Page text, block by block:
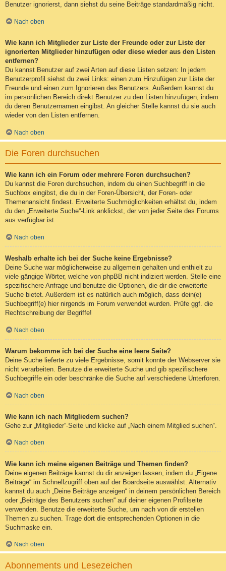
Benutzer ignorierst, dann siehst du seine Beiträge standardmäßig nicht.
Nach oben
Wie kann ich Mitglieder zur Liste der Freunde oder zur Liste der
ignorierten Mitglieder hinzufügen oder diese wieder aus den Listen
entfernen?
Du kannst Benutzer auf zwei Arten auf diese Listen setzen: In jedem
Benutzerprofil siehst du zwei Links: einen zum Hinzufügen zur Liste der
Freunde und einen zum Ignorieren des Benutzers. Außerdem kannst du
im persönlichen Bereich direkt Benutzer zu den Listen hinzufügen, indem
du deren Benutzernamen eingibst. An gleicher Stelle kannst du sie auch
wieder von den Listen entfernen.
Nach oben
Die Foren durchsuchen
Wie kann ich ein Forum oder mehrere Foren durchsuchen?
Du kannst die Foren durchsuchen, indem du einen Suchbegriff in die
Suchbox eingibst, die du in der Foren-Übersicht, der Foren- oder
Themenansicht findest. Erweiterte Suchmöglichkeiten erhältst du, indem
du den „Erweiterte Suche“-Link anklickst, der von jeder Seite des Forums
aus verfügbar ist.
Nach oben
Weshalb erhalte ich bei der Suche keine Ergebnisse?
Deine Suche war möglicherweise zu allgemein gehalten und enthielt zu
viele gängige Wörter, welche von phpBB nicht indiziert werden. Stelle eine
spezifischere Anfrage und benutze die Optionen, die dir die erweiterte
Suche bietet. Außerdem ist es natürlich auch möglich, dass dein(e)
Suchbegriff(e) hier nirgends im Forum verwendet wurden. Prüfe ggf. die
Rechtschreibung der Begriffe!
Nach oben
Warum bekomme ich bei der Suche eine leere Seite?
Deine Suche lieferte zu viele Ergebnisse, somit konnte der Webserver sie
nicht verarbeiten. Benutze die erweiterte Suche und gib spezifischere
Suchbegriffe ein oder beschränke die Suche auf verschiedene Unterforen.
Nach oben
Wie kann ich nach Mitgliedern suchen?
Gehe zur „Mitglieder“-Seite und klicke auf „Nach einem Mitglied suchen“.
Nach oben
Wie kann ich meine eigenen Beiträge und Themen finden?
Deine eigenen Beiträge kannst du dir anzeigen lassen, indem du „Eigene
Beiträge“ im Schnellzugriff oben auf der Boardseite auswählst. Alternativ
kannst du auch „Deine Beiträge anzeigen“ in deinem persönlichen Bereich
oder „Beiträge des Benutzers suchen“ auf deiner eigenen Profilseite
verwenden. Benutze die erweiterte Suche, um nach von dir erstellen
Themen zu suchen. Trage dort die entsprechenden Optionen in die
Suchmaske ein.
Nach oben
Abonnements und Lesezeichen